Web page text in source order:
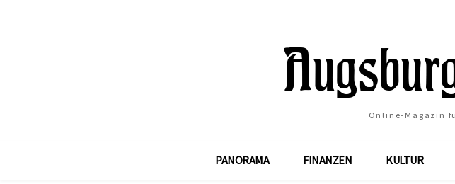
Online-Magazin
PANORAMA FINANZEN KULTUR